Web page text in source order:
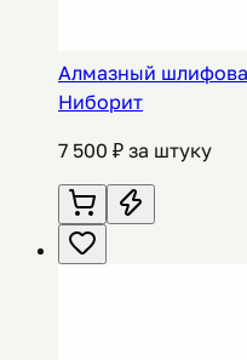
Алмазный
Ниборит
7 500 ₽ за штуку